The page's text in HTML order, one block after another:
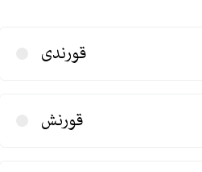
قورندی
قورنش